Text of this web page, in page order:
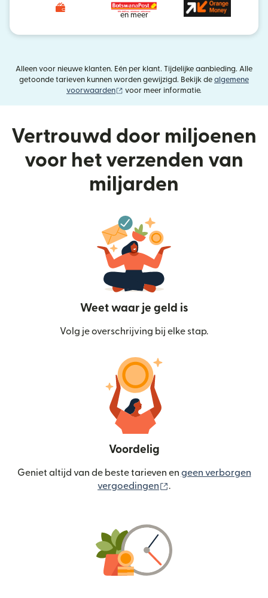
en meer
Alleen voor nieuwe klanten. Eén per klant. Tijdelijke aanbieding. Alle
getoonde tarieven kunnen worden gewijzigd. Bekijk de algemene
voorwaarden
(wordt geopend in een nieuw venster)
voor meer informatie.
Vertrouwd door miljoenen
voor het verzenden van
miljarden
Weet waar je geld is
Volg je overschrijving bij elke stap.
Voordelig
Geniet altijd van de beste tarieven en geen verborgen
vergoedingen
.